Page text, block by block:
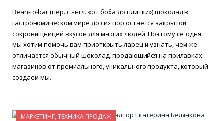
Bean-to-bar (пер. с англ. «от боба до плитки») шоколад в
гастрономическом мире до сих пор остается закрытой
сокровищницей вкусов для многих людей. Поэтому сегодня
мы хотим помочь вам приоткрыть ларец и узнать, чем же
отличается обычный шоколад, продающийся на прилавках
магазинов от премиального, уникального продукта, который
создаем мы.
МАРКЕТИНГ, ТЕХНИКА ПРОДАЖ